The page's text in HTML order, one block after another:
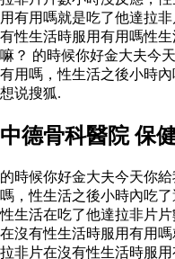
用有用嗎就是吃了他達拉
有性生活時服用有用嗎性
嘛？ 的時候你好金大夫今
有用嗎，性生活之後小時
想说搜狐.
中德骨科醫院 保
的時候你好金大夫今天你
嗎，性生活之後小時內吃
性生活在吃了他達拉非片
在沒有性生活時服用有用
拉非片在沒有性生活時服